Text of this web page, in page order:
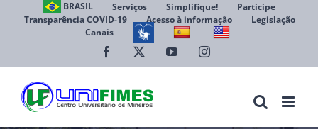
BRASIL Serviços Simplifique!
Participe
Transparência COVID-19
Acesso à informação
Legislação
Canais
Facebook YouTubeInstagram